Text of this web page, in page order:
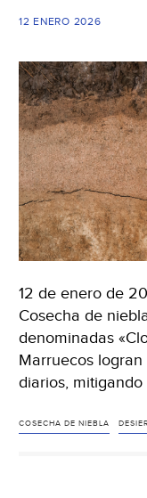
12 ENERO 2026
12 de enero de
Cosecha de
denominadas
Marruecos
diarios,
COSECHA DE NIEBLA